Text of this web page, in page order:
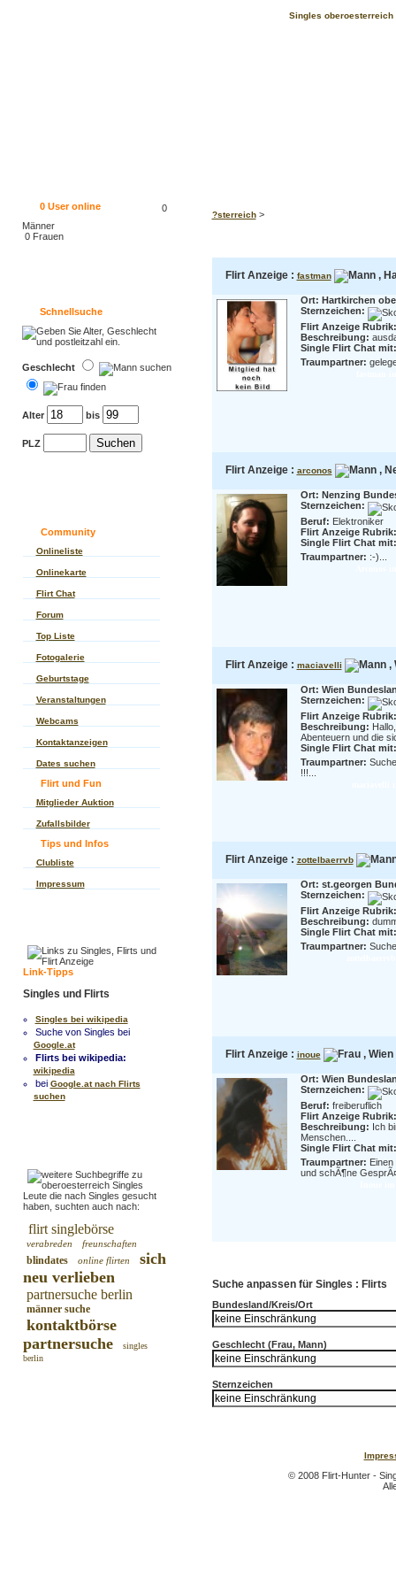
Singles oberoesterreich
0User online
0
Männer
0 Frauen
Schnellsuche
Geschlecht
Alter bis
PLZ
Community
Onlineliste
Onlinekarte
Flirt Chat
Forum
Top Liste
Fotogalerie
Geburtstage
Veranstaltungen
Webcams
Kontaktanzeigen
Dates suchen
Flirt und Fun
Mitglieder Auktion
Zufallsbilder
Tips und Infos
Clubliste
Impressum
Link-Tipps
Singles und Flirts
Singles bei wikipedia
Suche von Singles bei
Google.at
Flirts bei wikipedia:
wikipedia
bei Google.at nach Flirts
suchen
Leute die nach Singles gesucht
haben, suchten auch nach:
flirt singlebörse
verabreden freunschaften
blindates online flirten
sich
neu verlieben
partnersuche berlin
männer suche
kontaktbörse
partnersuche
singles
berlin
?sterreich>
Flirt Anzeige : fastman ,
Ort: Hartkirchen
Sternzeichen:
Flirt Anzeige
Beschreibung:
Single Flirt Chat
Traumpartner:
Flirt Anzeige : arconos ,
Ort: Nenzing
Sternzeichen:
Beruf: Elektroniker
Flirt Anzeige
Single Flirt Chat
Traumpartner: :-)...
Flirt Anzeige : maciavelli ,
Ort: Wien
Sternzeichen:
Flirt Anzeige
Beschreibung:
Abenteuern und die
Single Flirt Chat
Traumpartner:
!!!...
Flirt Anzeige : zottelbaerrvb
Ort: st.georgen
Sternzeichen:
Flirt Anzeige
Beschreibung:
Single Flirt Chat
Traumpartner:
Flirt Anzeige : inoue , Wien
Ort: Wien
Sternzeichen:
Beruf: freiberuflich
Flirt Anzeige
Beschreibung: Ich
Menschen....
Single Flirt Chat
Traumpartner:
und schÃ¶ne
Suche anpassen für Singles : Flirts
Bundesland/Kreis/Ort
Geschlecht (Frau, Mann)
Sternzeichen
© 2008 Flirt-Hunter -